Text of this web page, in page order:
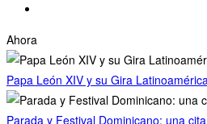
Ahora
Papa León XIV y su Gira
Parada y Festival Dominicano: una